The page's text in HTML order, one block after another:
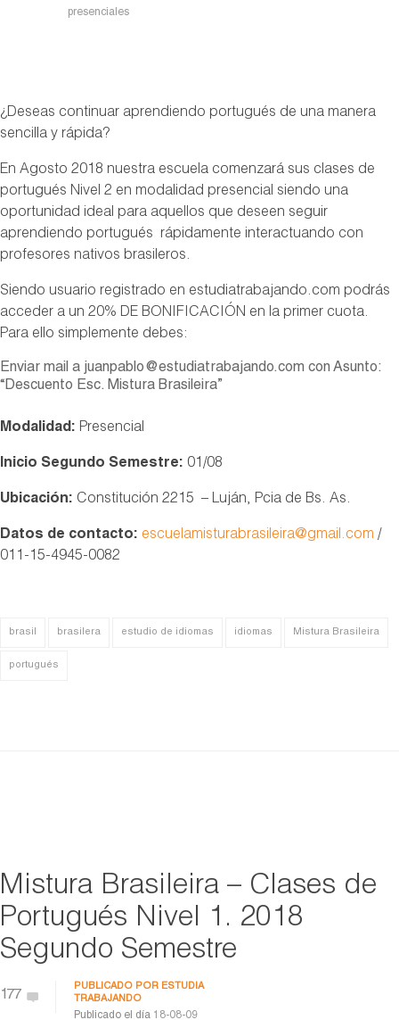
presenciales
¿Deseas continuar aprendiendo portugués de una manera
sencilla y rápida?
En Agosto 2018 nuestra escuela comenzará sus clases de
portugués Nivel 2 en modalidad presencial siendo una
oportunidad ideal para aquellos que deseen seguir
aprendiendo portugués rápidamente interactuando con
profesores nativos brasileros.
Siendo usuario registrado en estudiatrabajando.com podrás
acceder a un 20% DE BONIFICACIÓN en la primer cuota.
Para ello simplemente debes:
Enviar mail a juanpablo@estudiatrabajando.com con Asunto:
“Descuento Esc. Mistura Brasileira”
Modalidad: Presencial
Inicio Segundo Semestre: 01/08
Ubicación: Constitución 2215 – Luján, Pcia de Bs. As.
Datos de contacto: escuelamisturabrasileira@gmail.com /
011-15-4945-0082
brasil brasilera estudio de idiomas idiomas Mistura Brasileira
portugués
Mistura Brasileira – Clases de
Portugués Nivel 1. 2018
Segundo Semestre
177
PUBLICADO POR ESTUDIA
TRABAJANDO
Publicado el día 18-08-09